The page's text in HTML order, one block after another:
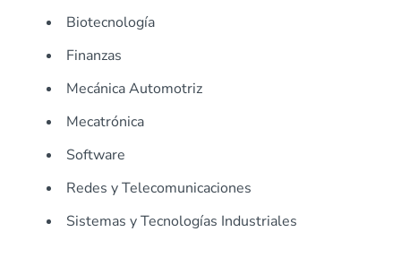
Biotecnología
Finanzas
Mecánica Automotriz
Mecatrónica
Software
Redes y Telecomunicaciones
Sistemas y Tecnologías Industriales